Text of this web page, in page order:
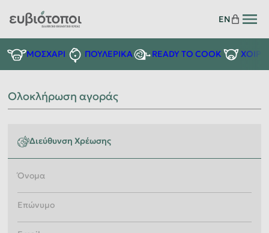
EN
ΜΟΣΧΑΡΙ ΠΟΥΛΕΡΙΚΑ READY TO COOK
Ολοκλήρωση αγοράς
Διεύθυνση Χρέωσης